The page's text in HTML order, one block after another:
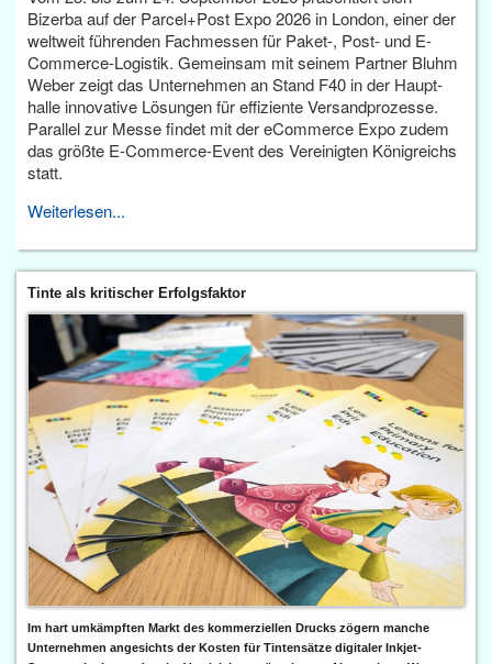
Bizerba auf der Parcel+Post Expo 2026 in London, einer der
weltweit führenden Fachmessen für Paket-, Post- und E-
Commerce-Logistik. Gemeinsam mit seinem Partner Bluhm
Weber zeigt das Unternehmen an Stand F40 in der Haupt­
halle innovative Lösungen für effiziente Versandprozesse.
Parallel zur Messe findet mit der eCommerce Expo zudem
das größte E-Commerce-Event des Vereinigten Königreichs
statt.
Weiterlesen...
Tinte als kritischer Erfolgsfaktor
Im hart umkämpften Markt des kommerziellen Drucks zögern manche
Unternehmen angesichts der Kosten für Tintensätze digitaler Inkjet-